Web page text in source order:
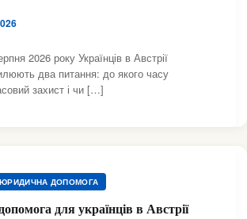
2026 року Українців в Австрії
два питання: до якого часу
захист і чи […]
ЮРИДИЧНА ДОПОМОГА
для українців в Австрії